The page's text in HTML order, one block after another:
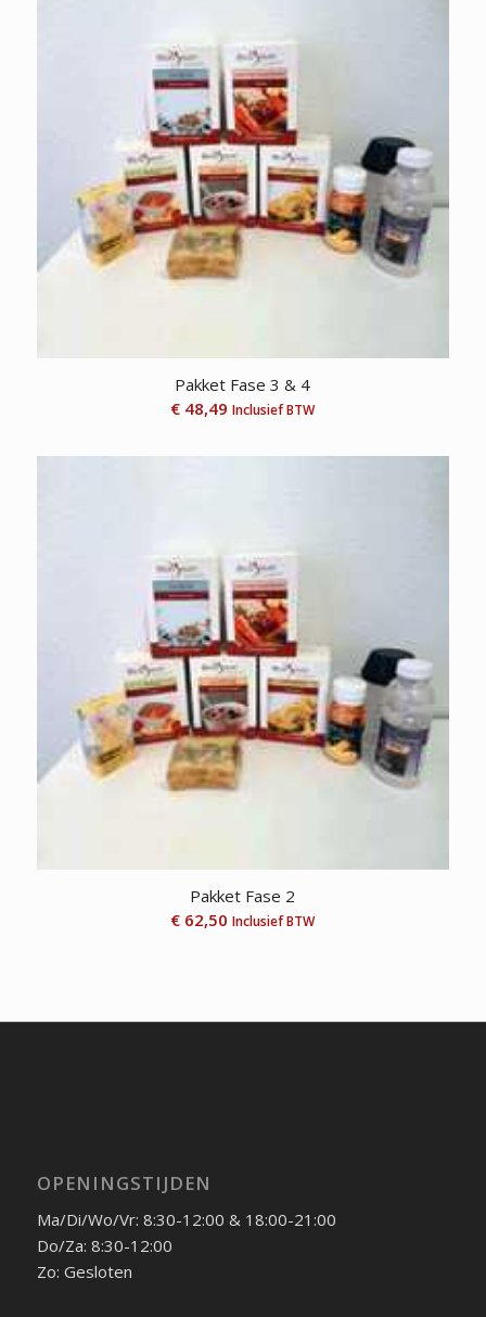
Pakket Fase 3 & 4
€ 48,49 Inclusief BTW
Pakket Fase 2
€ 62,50 Inclusief BTW
OPENINGSTIJDEN
Ma/Di/Wo/Vr: 8:30-12:00 & 18:00-21:00
Do/Za: 8:30-12:00
Zo: Gesloten